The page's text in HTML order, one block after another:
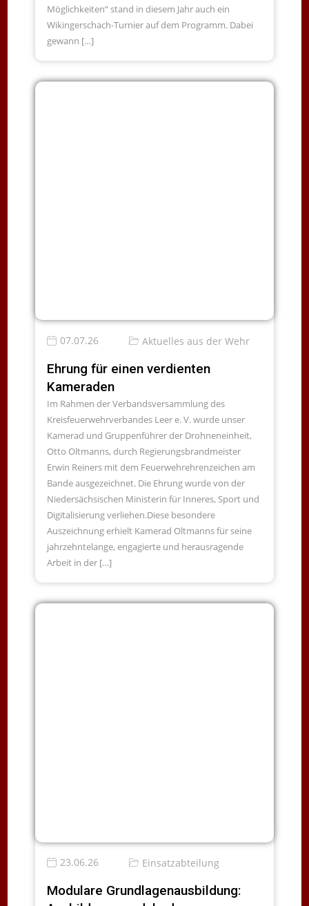
Möglichkeiten“ stand in diesem Jahr auch ein
Wikingerschach-Turnier auf dem Programm. Dabei
gewann […]
07.07.26 Aktuelles aus der Wehr
Ehrung für einen verdienten
Kameraden
Im Rahmen der Verbandsversammlung des
Kreisfeuerwehrverbandes Leer e. V. wurde unser
Kamerad und Gruppenführer der Drohneneinheit,
Otto Oltmanns, durch Regierungsbrandmeister
Erwin Reiners mit dem Feuerwehrehrenzeichen am
Bande ausgezeichnet. Die Ehrung wurde von der
Niedersächsischen Ministerin für Inneres, Sport und
Digitalisierung verliehen.Diese besondere
Auszeichnung erhielt Kamerad Oltmanns für seine
jahrzehntelange, engagierte und herausragende
Arbeit in der […]
23.06.26 Einsatzabteilung
Modulare Grundlagenausbildung: